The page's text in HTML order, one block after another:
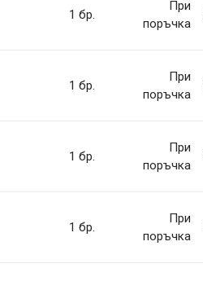
1 бр.
При
поръчка
1 бр.
При
поръчка
1 бр.
При
поръчка
1 бр.
При
поръчка